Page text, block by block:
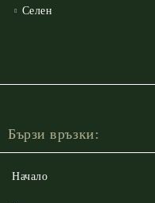
Селен
Бързи връзки:
Начало